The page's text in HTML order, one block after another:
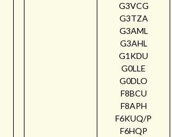
G3VCG
G3TZA
G3AML
G3AHL
G1KDU
G0LLE
G0DLO
F8BCU
F8APH
F6KUQ/P
F6HQP